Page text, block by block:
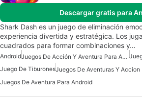
Descargar gratis para
Shark Dash es un juego de eliminación
experiencia divertida y estratégica. Los
cuadrados para formar combinaciones y…
Android Juegos De Acción Y Aventura Para Android
Juego De Tiburones
Juegos De Aventura Para Android